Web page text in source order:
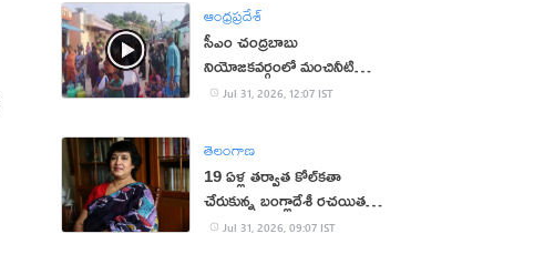
ఆంధ్రప్రదేశ్
సీఎం చంద్రబాబు
నియోజకవర్గంలో మంచినీటి
కష్టాలు.. మహిళలు ఆందోళన
Jul 31, 2026, 12:07 IST
తెలంగాణ
19 ఏళ్ల త‌ర్వాత కోల్‌క‌తా
చేరుకున్న బంగ్లాదేశీ ర‌చ‌యిత
త‌స్లీమా న‌స్రీన్‌
Jul 31, 2026, 09:07 IST